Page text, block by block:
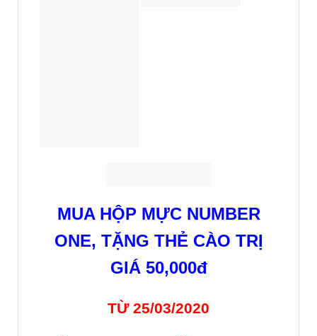
MUA HỘP MỰC NUMBER
ONE, TẶNG THẺ CÀO TRỊ
GIÁ 50,000đ
TỪ 25/03/2020